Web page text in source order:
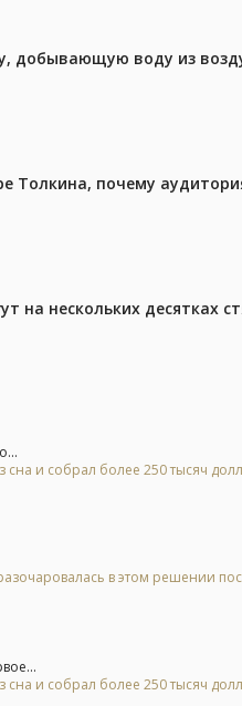
добывающую воду из
Толкина, почему
на нескольких десятках
сна и собрал более 250 тысяч
в этом решении
сна и собрал более 250 тысяч